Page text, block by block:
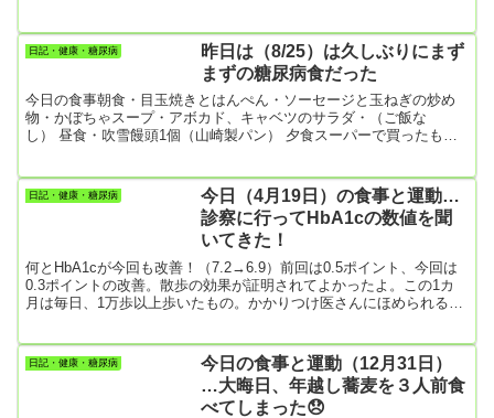
ど、夕食のカレーライスで崩れちゃったな。いつものことだけど。
【夕食】・カレーライス・野菜サラダ僕は必ずカレーライスは満腹
するまで食べてしまうんです。【今日の運動】・散歩 9025歩
日記・健康・糖尿病
昨日は（8/25）は久しぶりにまず
まずの糖尿病食だった
今日の食事朝食・目玉焼きとはんぺん・ソーセージと玉ねぎの炒め
物・かぼちゃスープ・アボカド、キャベツのサラダ・（ご飯な
し） 昼食・吹雪饅頭1個（山崎製パン） 夕食スーパーで買ったも
20回・腕立て伏せ 20回・ジョギング 25分僕としては運動もまず
まず。何よりも暴食しなかったのが良かった。次の血液検査まであ
と13日ほど。HbA1cを下げることができるかな。
日記・健康・糖尿病
今日（4月19日）の食事と運動…
診察に行ってHbA1cの数値を聞
いてきた！
何とHbA1cが今回も改善！（7.2→6.9）前回は0.5ポイント、今回は
0.3ポイントの改善。散歩の効果が証明されてよかったよ。この1カ
月は毎日、1万歩以上歩いたもの。かかりつけ医さんにほめられるか
それにしても、散歩が血糖値やHbA1cの改善に絶大な効果があるこ
とがよくわかりました。空腹時血糖値もこれまでずっと150オーバー
だったのに、今回は128と大改善。結局、2か月...
日記・健康・糖尿病
今日の食事と運動（12月31日）
…大晦日、年越し蕎麦を３人前食
べてしまった😞